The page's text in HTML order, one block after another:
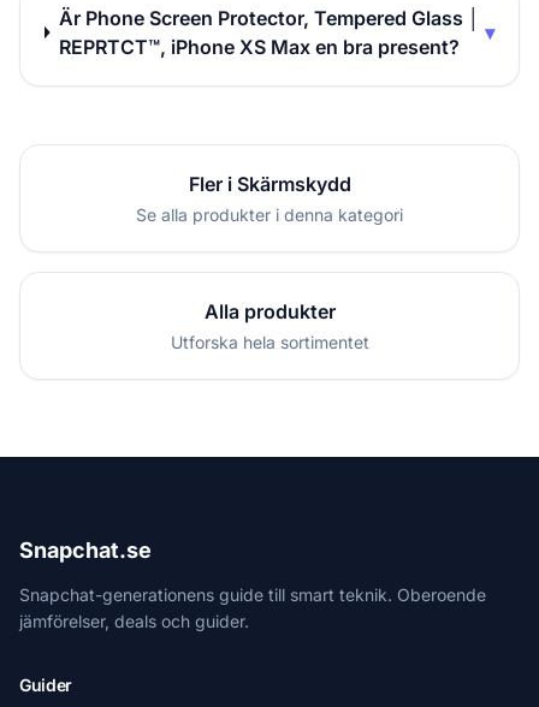
Är Phone Screen Protector, Tempered Glass │
REPRTCT™, iPhone XS Max en bra present?
▾
Fler i Skärmskydd
Se alla produkter i denna kategori
Alla produkter
Utforska hela sortimentet
Snapchat.se
Snapchat-generationens guide till smart teknik. Oberoende
jämförelser, deals och guider.
Guider